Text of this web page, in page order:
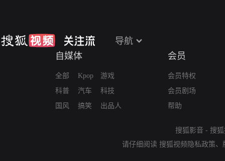
导航
自媒体
全部
科普
国风
Kpop
汽车
搞笑
游戏
科技
出品人
会员
会员特权
会员剧场
帮助
搜狐影音 - 搜
请仔细阅读 搜狐视频隐私政策、